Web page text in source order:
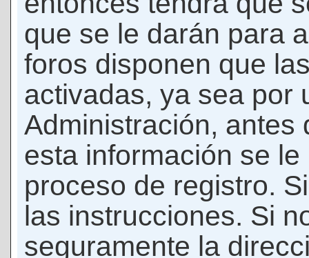
que se le darán para
foros disponen que
activadas, ya sea por
Administración, antes
esta información se
proceso de registro.
las instrucciones. Si
seguramente la